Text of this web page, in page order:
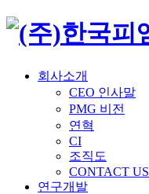
회사소개
CEO 인사말
PMG 비전
연혁
CI
조직도
CONTACT US
연구개발